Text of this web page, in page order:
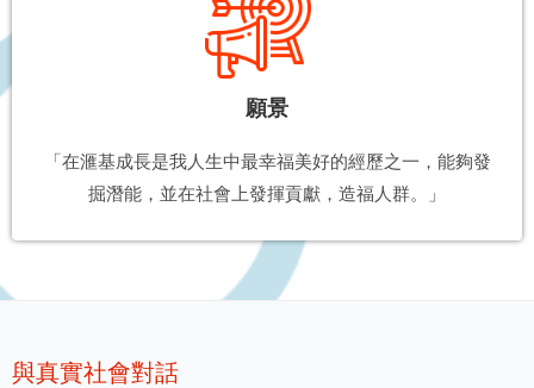
願景
「在滙基成長是我人生中最幸福美好的經歷之一，能夠發
掘潛能，並在社會上發揮貢獻，造福人群。」
與真實社會對話